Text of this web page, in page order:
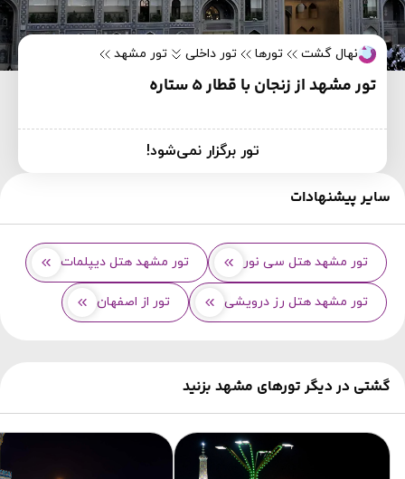
نهال گشت تورها تور داخلی تور مشهد
تور مشهد از زنجان با قطار 5 ستاره
تور برگزار نمی‌شود!
سایر پیشنهادات
تور مشهد هتل سی نور تور مشهد هتل دیپلمات
تور مشهد هتل رز درویشی تور از اصفهان
گشتی در دیگر تورهای مشهد بزنید